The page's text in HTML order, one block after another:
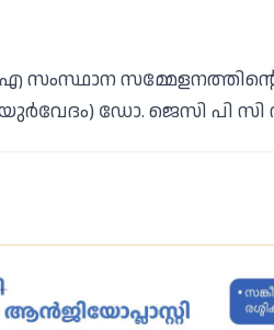
ഡോ. ജെസി പി